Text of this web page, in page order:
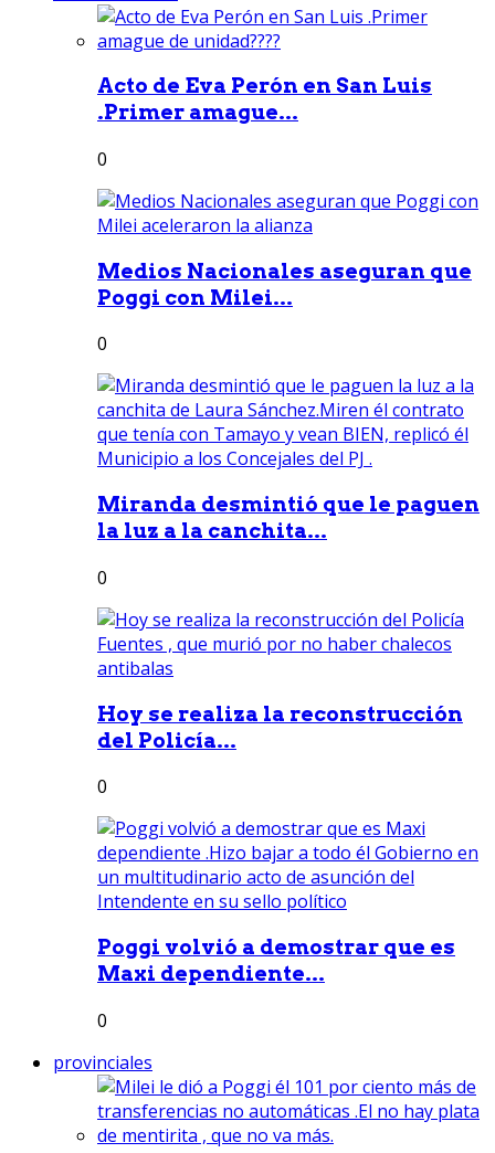
Acto de Eva Perón en San Luis
.Primer amague...
0
Medios Nacionales aseguran que
Poggi con Milei...
0
Miranda desmintió que le paguen
la luz a la canchita...
0
Hoy se realiza la reconstrucción
del Policía...
0
Poggi volvió a demostrar que es
Maxi dependiente...
0
provinciales